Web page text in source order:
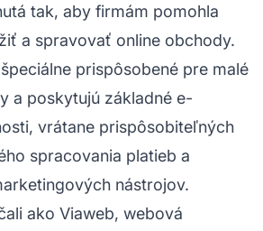
tak, aby firmám pomohla
a spravovať online obchody.
prispôsobené pre malé
a poskytujú základné e-
vrátane prispôsobiteľných
spracovania platieb a
nástrojov.
ako Viaweb, webová